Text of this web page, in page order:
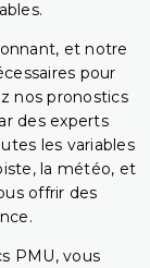
et notre
pour
nos pronostics
des experts
les variables
la météo, et
offrir des
PMU, vous